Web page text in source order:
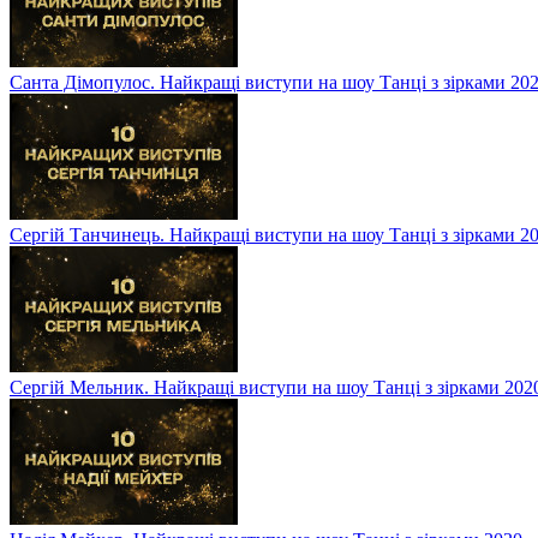
Санта Дімопулос. Найкращі виступи на шоу Танці з зірками
Сергій Танчинець. Найкращі виступи на шоу Танці з зірками
Сергій Мельник. Найкращі виступи на шоу Танці з зірками